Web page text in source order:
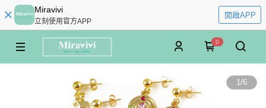
Miravivi
立刻使用官方APP
開啟APP
0
1/6